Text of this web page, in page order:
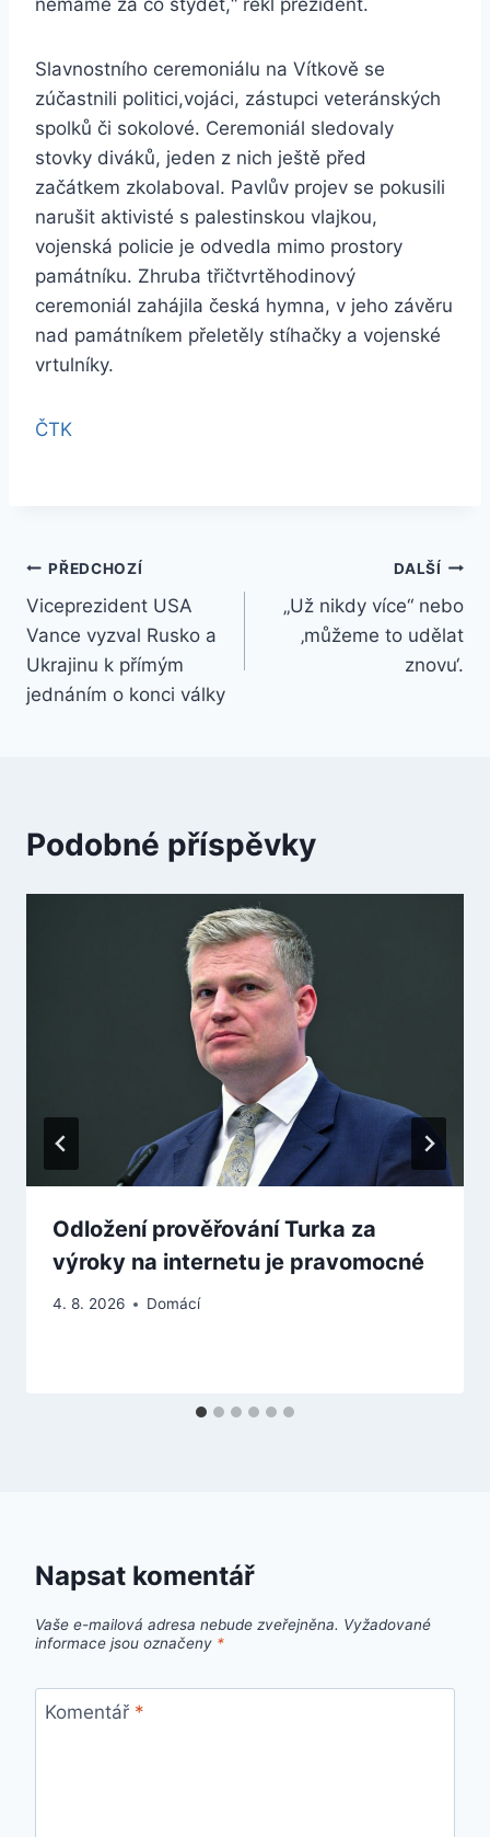
nemáme za co stydět,“ řekl prezident.
Slavnostního ceremoniálu na Vítkově se
zúčastnili politici,vojáci, zástupci veteránských
spolků či sokolové. Ceremoniál sledovaly
stovky diváků, jeden z nich ještě před
začátkem zkolaboval. Pavlův projev se pokusili
narušit aktivisté s palestinskou vlajkou,
vojenská policie je odvedla mimo prostory
památníku. Zhruba třičtvrtěhodinový
ceremoniál zahájila česká hymna, v jeho závěru
nad památníkem přeletěly stíhačky a vojenské
vrtulníky.
ČTK
Navigace
pro
příspěvek
PŘEDCHOZÍ
Viceprezident USA
Vance vyzval Rusko a
Ukrajinu k přímým
jednáním o konci války
DALŠÍ
„Už nikdy více“ nebo
‚můžeme to udělat
znovu‘.
Podobné příspěvky
Odložení prověřování Turka za
výroky na internetu je pravomocné
4. 8. 2026 Domácí
Napsat komentář
Vaše e-mailová adresa nebude zveřejněna. Vyžadované
informace jsou označeny *
Komentář *